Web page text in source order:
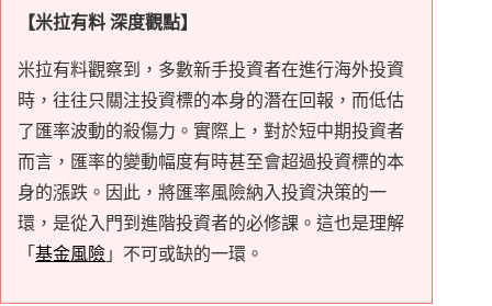
【米拉有料 深度觀點】
米拉有料觀察到，多數新手投資者在進行海外投資
時，往往只關注投資標的本身的潛在回報，而低估
了匯率波動的殺傷力。實際上，對於短中期投資者
而言，匯率的變動幅度有時甚至會超過投資標的本
身的漲跌。因此，將匯率風險納入投資決策的一
環，是從入門到進階投資者的必修課。這也是理解
「 基金風險 」不可或缺的一環。